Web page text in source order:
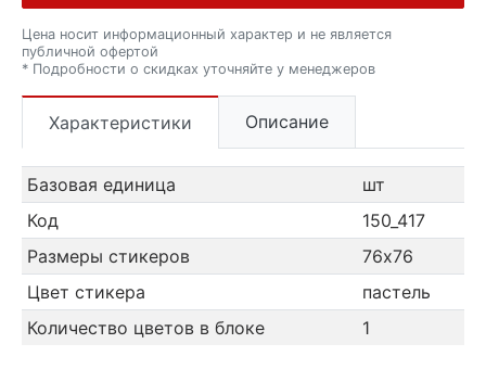
Цена носит информационный характер и не является
публичной офертой
* Подробности о скидках уточняйте у менеджеров
Характеристики Описание
Базовая единица
шт
Код
150_417
Размеры стикеров
76х76
Цвет стикера
пастель
Количество цветов в блоке
1